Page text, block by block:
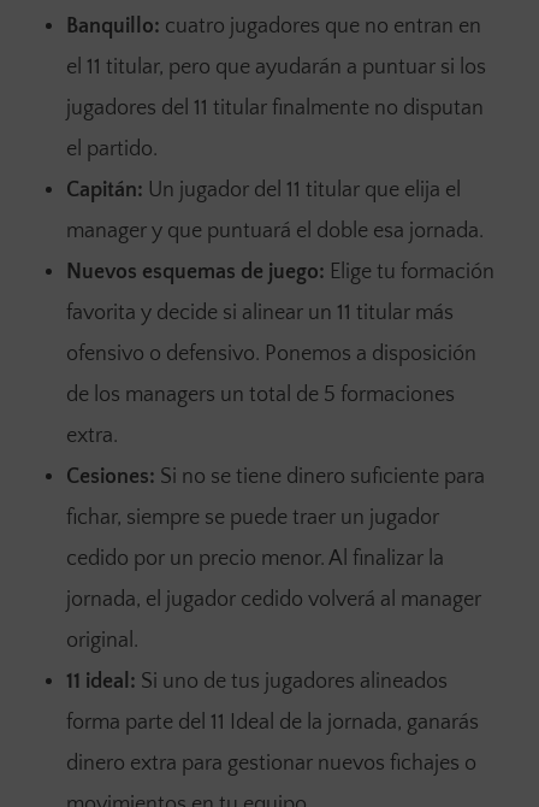
Banquillo: cuatro jugadores que no entran en
el 11 titular, pero que ayudarán a puntuar si los
jugadores del 11 titular finalmente no disputan
el partido.
Capitán: Un jugador del 11 titular que elija el
manager y que puntuará el doble esa jornada.
Nuevos esquemas de juego: Elige tu formación
favorita y decide si alinear un 11 titular más
ofensivo o defensivo. Ponemos a disposición
de los managers un total de 5 formaciones
extra.
Cesiones: Si no se tiene dinero suficiente para
fichar, siempre se puede traer un jugador
cedido por un precio menor. Al finalizar la
jornada, el jugador cedido volverá al manager
original.
11 ideal: Si uno de tus jugadores alineados
forma parte del 11 Ideal de la jornada, ganarás
dinero extra para gestionar nuevos fichajes o